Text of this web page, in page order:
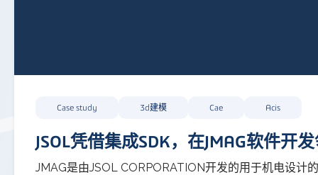
Case study 3d建模 Cae Acis
JSOL凭借集成SDK，在JMAG软件开
JMAG是由JSOL CORPORATION开发的用于机电设计